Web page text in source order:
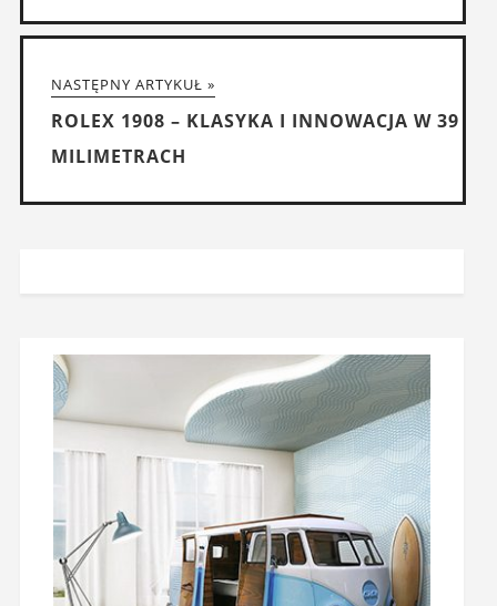
NASTĘPNY ARTYKUŁ »
ROLEX 1908 – KLASYKA I INNOWACJA W 39
MILIMETRACH